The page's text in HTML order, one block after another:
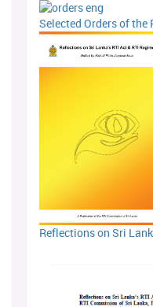
Selected Orders of the
Reflections on Sri